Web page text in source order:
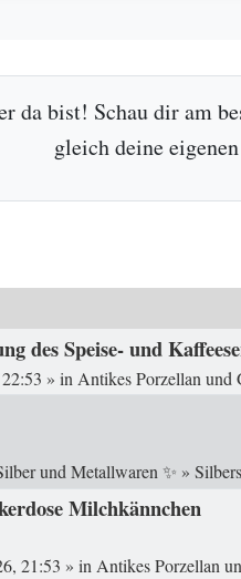
da bist! Schau dir am
gleich deine
des Speise- und
» in Antikes Porzellan und
und Metallwaren ✨ »
Milchkännchen
21:53 » in Antikes Porzellan